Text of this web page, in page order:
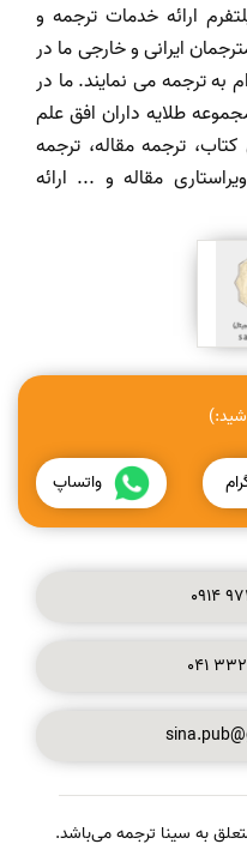
ارائه خدمات ترجمه و
ایرانی و خارجی ما در
ترجمه می نمایند. ما در
طلایه داران افق علم
ترجمه مقاله، ترجمه
مقاله و ... ارائه
واتساپ
0914
041
به سینا ترجمه می‌باشد.